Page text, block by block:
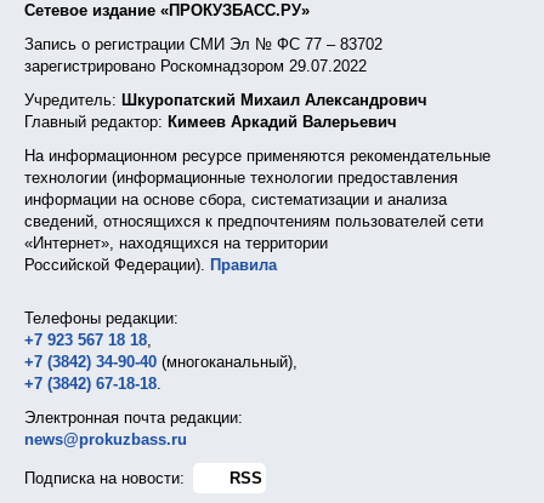
Сетевое издание «ПРОКУЗБАСС.РУ»
Запись о регистрации СМИ Эл № ФС 77 – 83702
зарегистрировано Роскомнадзором 29.07.2022
Учредитель: Шкуропатский Михаил Александрович
Главный редактор: Кимеев Аркадий Валерьевич
На информационном ресурсе применяются рекомендательные
технологии (информационные технологии предоставления
информации на основе сбора, систематизации и анализа
сведений, относящихся к предпочтениям пользователей сети
«Интернет», находящихся на территории
Российской Федерации). Правила
Телефоны редакции:
+7 923 567 18 18,
+7 (3842) 34-90-40 (многоканальный),
+7 (3842) 67-18-18.
Электронная почта редакции:
news@prokuzbass.ru
Подписка на новости:
RSS